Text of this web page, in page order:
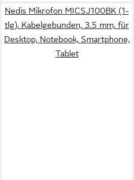
Nedis Mikrofon MICSJ100BK (1-
tlg), Kabelgebunden, 3.5 mm, für
Desktop, Notebook, Smartphone,
Tablet